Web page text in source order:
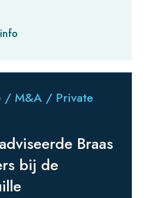
/ M&A / Private
Braas
bij de